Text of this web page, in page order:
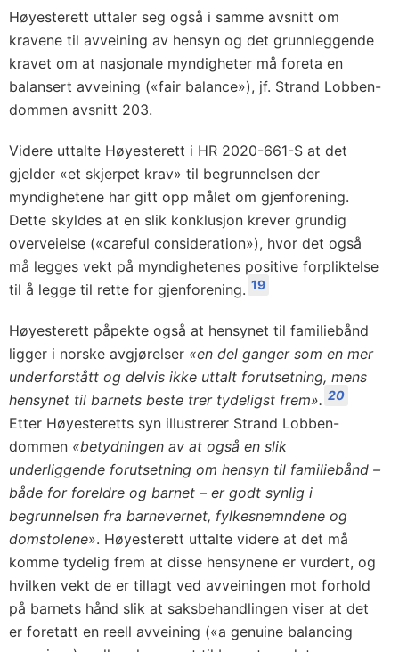
Høyesterett uttaler seg også i samme avsnitt om
kravene til avveining av hensyn og det grunnleggende
kravet om at nasjonale myndigheter må foreta en
balansert avveining («fair balance»), jf. Strand Lobben-
dommen avsnitt 203.
Videre uttalte Høyesterett i HR 2020-661-S at det
gjelder «et skjerpet krav» til begrunnelsen der
myndighetene har gitt opp målet om gjenforening.
Dette skyldes at en slik konklusjon krever grundig
overveielse («careful consideration»), hvor det også
må legges vekt på myndighetenes positive forpliktelse
til å legge til rette for gjenforening. 19
Høyesterett påpekte også at hensynet til familiebånd
ligger i norske avgjørelser «en del ganger som en mer
underforstått og delvis ikke uttalt forutsetning, mens
hensynet til barnets beste trer tydeligst frem». 20
Etter Høyesteretts syn illustrerer Strand Lobben-
dommen «betydningen av at også en slik
underliggende forutsetning om hensyn til familiebånd –
både for foreldre og barnet – er godt synlig i
begrunnelsen fra barnevernet, fylkesnemndene og
domstolene». Høyesterett uttalte videre at det må
komme tydelig frem at disse hensynene er vurdert, og
hvilken vekt de er tillagt ved avveiningen mot forhold
på barnets hånd slik at saksbehandlingen viser at det
er foretatt en reell avveining («a genuine balancing